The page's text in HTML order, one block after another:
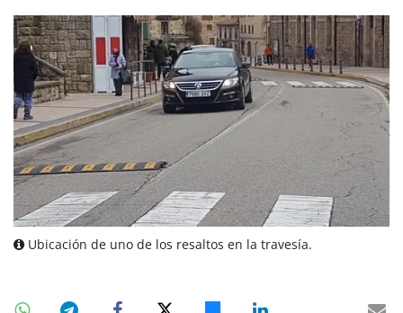
Ubicación de uno de los resaltos en la travesía.